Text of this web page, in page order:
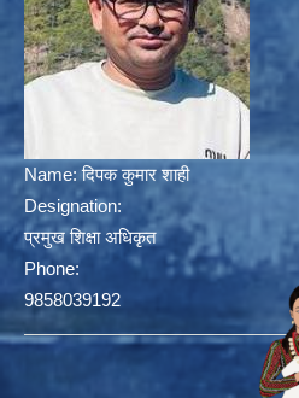
Name:दिपक कुमार शाही
Designation:
प्रमुख शिक्षा अधिकृत
Phone:
9858039192